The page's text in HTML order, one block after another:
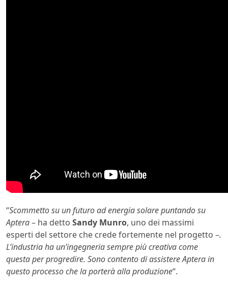
“Scommetto su un futuro ad energia solare puntando su
Aptera– ha detto Sandy Munro, uno dei massimi
esperti del settore che crede fortemente nel progetto –.
L’industria ha un’ingegneria sempre più creativa come
questa per progredire. Sono contento di assistere Aptera in
questo processo che la porterà alla produzione“.